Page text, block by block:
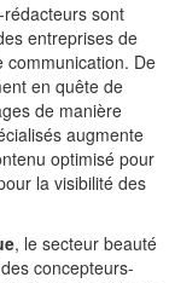
sont
entreprises de
communication. De
en quête de
de manière
augmente
optimisé pour
la visibilité des
, le secteur beauté
concepteurs-